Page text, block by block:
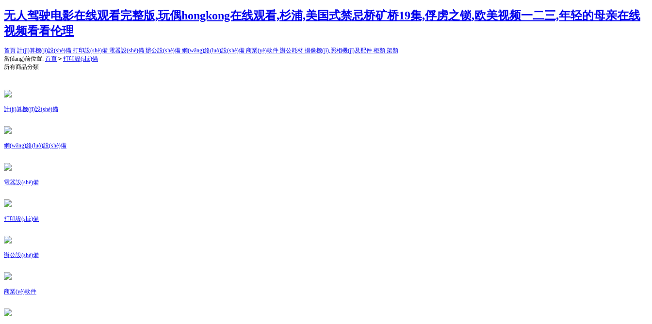
无人驾驶电影在线观看完整版,玩偶hongkong在线观看,杉浦,美国式禁忌桥矿桥19集,俘虏之锁,欧美视频一二三,年轻的母亲在线
视频看看伦理
首頁 計(jì)算機(jī)設(shè)備 打印設(shè)備 電器設(shè)備 辦公設(shè)備 網(wǎng)絡(luò)設(shè)備 商業(yè)軟件 辦公耗材 攝像機(jī),照相機(jī)及配件 柜類 架類
當(dāng)前位置: 首頁 > 打印設(shè)備
所有商品分類
計(jì)算機(jī)設(shè)備
網(wǎng)絡(luò)設(shè)備
電器設(shè)備
打印設(shè)備
辦公設(shè)備
商業(yè)軟件